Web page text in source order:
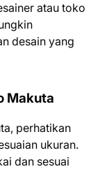
atau toko
desain yang
Makuta
perhatikan
ukuran.
dan sesuai